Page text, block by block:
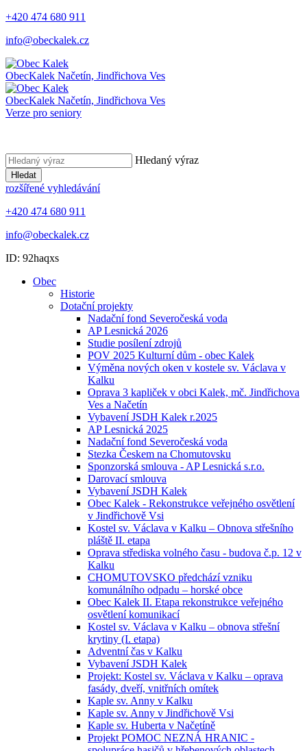
+420 474 680 911
info@obeckalek.cz
ObecKalek Načetín, Jindřichova Ves
ObecKalek Načetín, Jindřichova Ves
Verze pro seniory
Hledaný výraz
Hledat
rozšířené vyhledávání
+420 474 680 911
info@obeckalek.cz
ID: 92haqxs
Obec
Historie
Dotační projekty
Nadační fond Severočeská voda
AP Lesnická 2026
Studie posílení zdrojů
POV 2025 Kulturní dům - obec Kalek
Výměna nových oken v kostele sv. Václava v
Kalku
Oprava 3 kapliček v obci Kalek, mč. Jindřichova
Ves a Načetín
Vybavení JSDH Kalek r.2025
AP Lesnická 2025
Nadační fond Severočeská voda
Stezka Českem na Chomutovsku
Sponzorská smlouva - AP Lesnická s.r.o.
Darovací smlouva
Vybavení JSDH Kalek
Obec Kalek - Rekonstrukce veřejného osvětlení
v Jindřichově Vsi
Kostel sv. Václava v Kalku – Obnova střešního
pláště II. etapa
Oprava střediska volného času - budova č.p. 12 v
Kalku
CHOMUTOVSKO předchází vzniku
komunálního odpadu – horské obce
Obec Kalek II. Etapa rekonstrukce veřejného
osvětlení komunikací
Kostel sv. Václava v Kalku – obnova střešní
krytiny (I. etapa)
Adventní čas v Kalku
Vybavení JSDH Kalek
Projekt: Kostel sv. Václava v Kalku – oprava
fasády, dveří, vnitřních omítek
Kaple sv. Anny v Kalku
Kaple sv. Anny v Jindřichově Vsi
Kaple sv. Huberta v Načetíně
Projekt POMOC NEZNÁ HRANIC -